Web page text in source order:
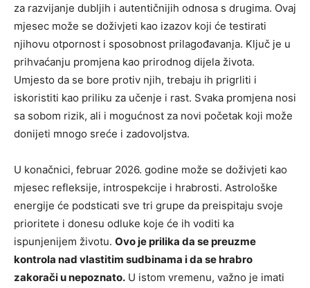
za razvijanje dubljih i autentičnijih odnosa s drugima. Ovaj
mjesec može se doživjeti kao izazov koji će testirati
njihovu otpornost i sposobnost prilagođavanja. Ključ je u
prihvaćanju promjena kao prirodnog dijela života.
Umjesto da se bore protiv njih, trebaju ih prigrliti i
iskoristiti kao priliku za učenje i rast. Svaka promjena nosi
sa sobom rizik, ali i mogućnost za novi početak koji može
donijeti mnogo sreće i zadovoljstva.
U konačnici, februar 2026. godine može se doživjeti kao
mjesec refleksije, introspekcije i hrabrosti. Astrološke
energije će podsticati sve tri grupe da preispitaju svoje
prioritete i donesu odluke koje će ih voditi ka
ispunjenijem životu. Ovo je prilika da se preuzme
kontrola nad vlastitim sudbinama i da se hrabro
zakorači u nepoznato. U istom vremenu, važno je imati